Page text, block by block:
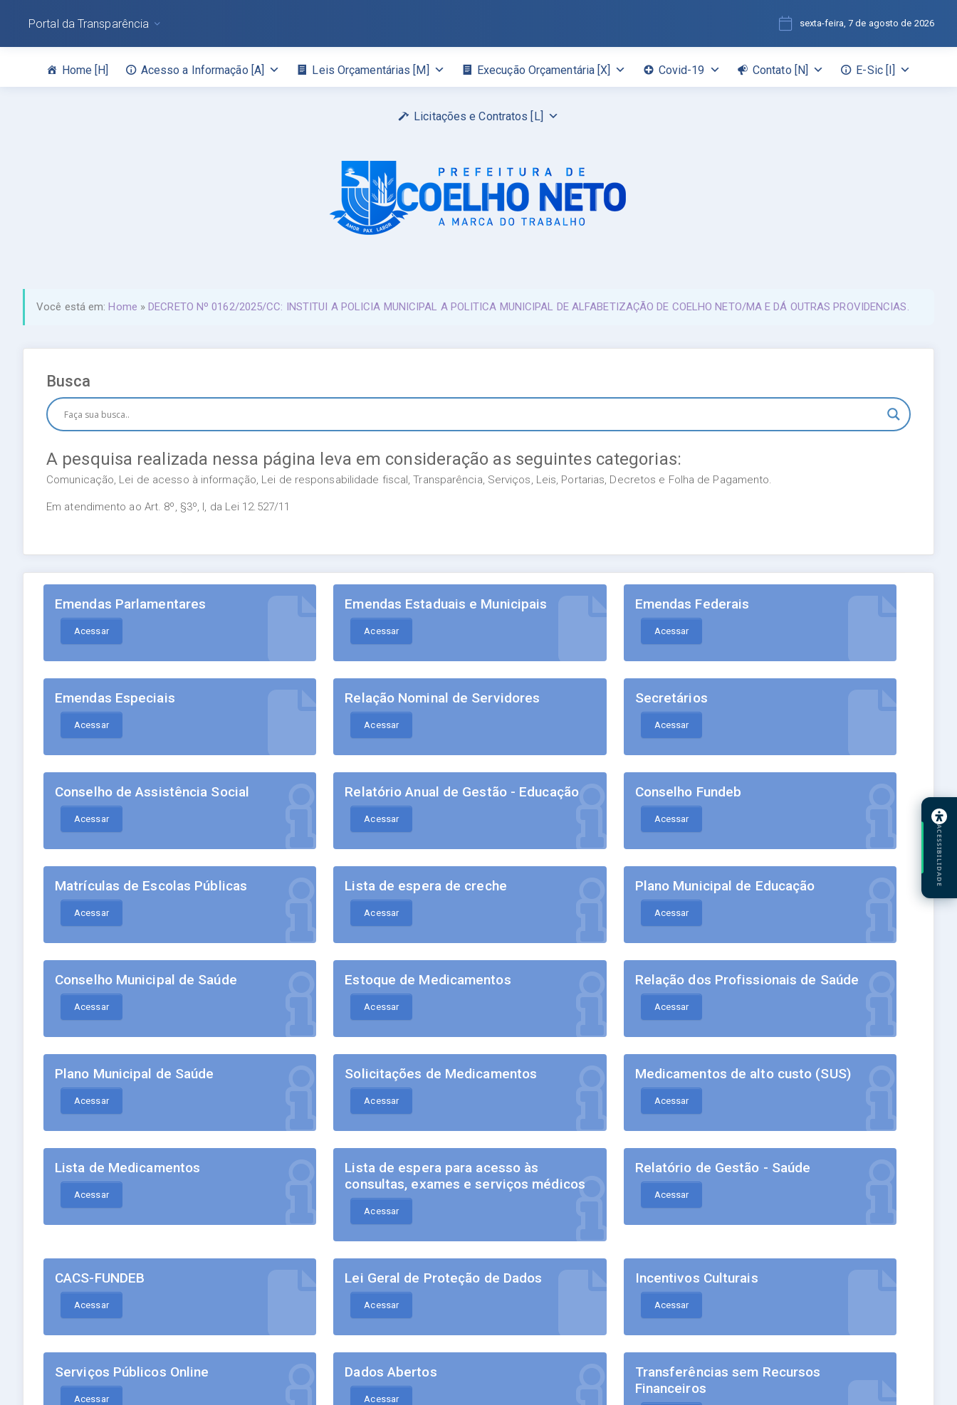
Home [H] Acesso a Informação [A] Leis Orçamentárias [M] Execução Orçamentária [X] Covid-19 Contato [N] E-Sic [I]
Licitações e Contratos [L]
Portal da Transparência sexta-feira, 7 de agosto de 2026
Você está em:Home »DECRETO Nº 0162/2025/CC: INSTITUI A POLICIA MUNICIPAL A POLITICA MUNICIPAL DE ALFABETIZAÇÃO DE COELHO NETO/MA E DÁ OUTRAS PROVIDENCIAS.
Busca
A pesquisa realizada nessa página leva em consideração as seguintes categorias:
Comunicação, Lei de acesso à informação, Lei de responsabilidade fiscal, Transparência, Serviços, Leis, Portarias, Decretos e Folha de Pagamento.
Em atendimento ao Art. 8º, §3º, I, da Lei 12.527/11
Emendas Parlamentares
Acessar
Emendas Estaduais e Municipais
Acessar
Emendas Federais
Acessar
Emendas Especiais
Acessar
Relação Nominal de Servidores
Acessar
Secretários
Acessar
Conselho de Assistência Social
Acessar
Relatório Anual de Gestão - Educação
Acessar
Conselho Fundeb
Acessar
Matrículas de Escolas Públicas
Acessar
Lista de espera de creche
Acessar
Plano Municipal de Educação
Acessar
Conselho Municipal de Saúde
Acessar
Estoque de Medicamentos
Acessar
Relação dos Profissionais de Saúde
Acessar
Plano Municipal de Saúde
Acessar
Solicitações de Medicamentos
Acessar
Medicamentos de alto custo (SUS)
Acessar
Lista de Medicamentos
Acessar
Lista de espera para acesso às
consultas, exames e serviços médicos
Acessar
Relatório de Gestão - Saúde
Acessar
CACS-FUNDEB
Acessar
Lei Geral de Proteção de Dados
Acessar
Incentivos Culturais
Acessar
Serviços Públicos Online
Acessar
Dados Abertos
Acessar
Transferências sem Recursos
Financeiros
ACESSIBILIDADE